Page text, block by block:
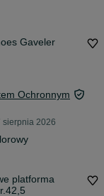
Gaveler
Ochronnym
sierpnia 2026
platforma